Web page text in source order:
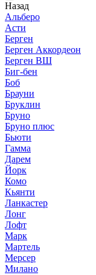
Назад
Альберо
Асти
Берген
Берген Аккордеон
Берген ВШ
Биг-бен
Боб
Брауни
Бруклин
Бруно
Бруно плюс
Бьюти
Гамма
Дарем
Йорк
Комо
Кьянти
Ланкастер
Лонг
Лофт
Марк
Мартель
Мерсер
Милано